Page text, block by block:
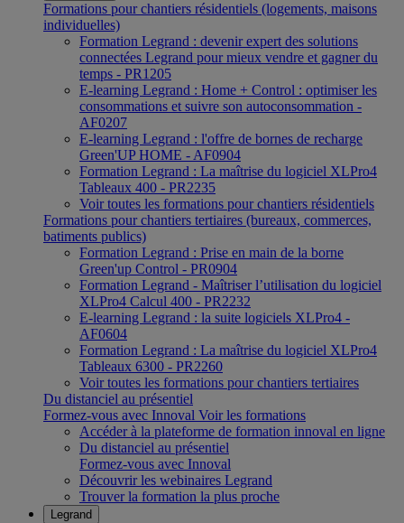
Formations pour chantiers résidentiels (logements, maisons
individuelles)
Formation Legrand : devenir expert des solutions
connectées Legrand pour mieux vendre et gagner du
temps - PR1205
E-learning Legrand : Home + Control : optimiser les
consommations et suivre son autoconsommation -
AF0207
E-learning Legrand : l'offre de bornes de recharge
Green'UP HOME - AF0904
Formation Legrand : La maîtrise du logiciel XLPro4
Tableaux 400 - PR2235
Voir toutes les formations pour chantiers résidentiels
Formations pour chantiers tertiaires (bureaux, commerces,
batiments publics)
Formation Legrand : Prise en main de la borne
Green'up Control - PR0904
Formation Legrand - Maîtriser l’utilisation du logiciel
XLPro4 Calcul 400 - PR2232
E-learning Legrand : la suite logiciels XLPro4 -
AF0604
Formation Legrand : La maîtrise du logiciel XLPro4
Tableaux 6300 - PR2260
Voir toutes les formations pour chantiers tertiaires
Du distanciel au présentiel
Formez-vous avec Innoval Voir les formations
Accéder à la plateforme de formation innoval en ligne
Du distanciel au présentiel
Formez-vous avec Innoval
Découvrir les webinaires Legrand
Trouver la formation la plus proche
Legrand